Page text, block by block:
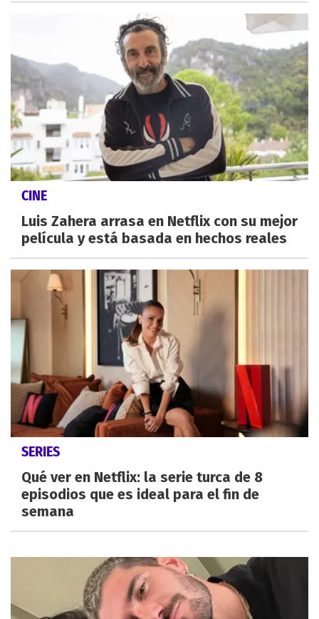
CINE
Luis Zahera arrasa en Netflix con su mejor
película y está basada en hechos reales
SERIES
Qué ver en Netflix: la serie turca de 8
episodios que es ideal para el fin de
semana